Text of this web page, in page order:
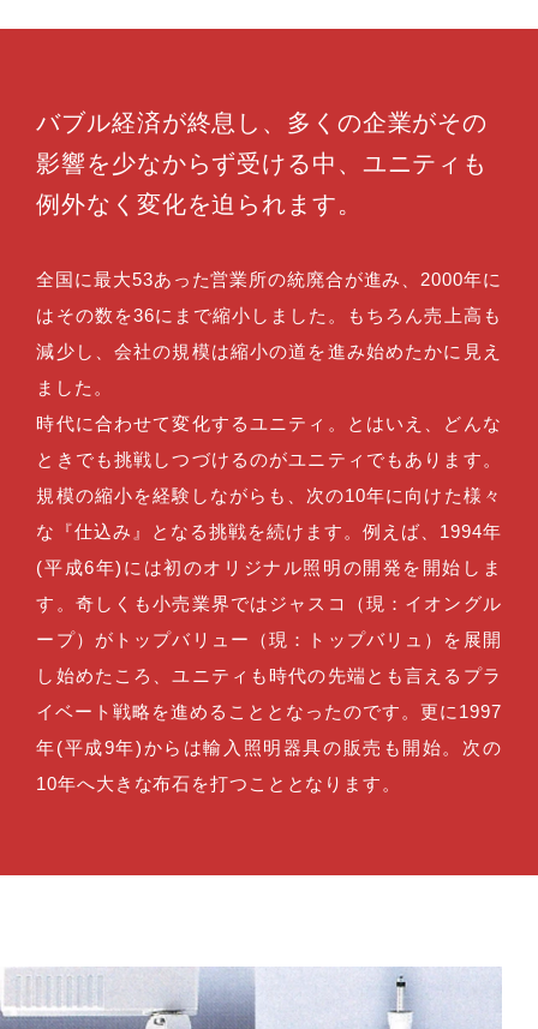
バブル経済が終息し、 多くの企業がその
影響を少なからず受ける中、 ユニティも
例外なく変化を迫られます。
全国に最大53あった営業所の統廃合が進み、2000年に
はその数を36にまで縮小しました。もちろん売上高も
減少し、会社の規模は縮小の道を進み始めたかに見え
ました。
時代に合わせて変化するユニティ。とはいえ、どんな
ときでも挑戦しつづけるのがユニティでもあります。
規模の縮小を経験しながらも、次の10年に向けた様々
な『仕込み』となる挑戦を続けます。例えば、1994年
(平成6年)には初のオリジナル照明の開発を開始しま
す。奇しくも小売業界ではジャスコ（現：イオングル
ープ）がトップバリュー（現：トップバリュ）を展開
し始めたころ、ユニティも時代の先端とも言えるプラ
イベート戦略を進めることとなったのです。更に1997
年(平成9年)からは輸入照明器具の販売も開始。次の
10年へ大きな布石を打つこととなります。